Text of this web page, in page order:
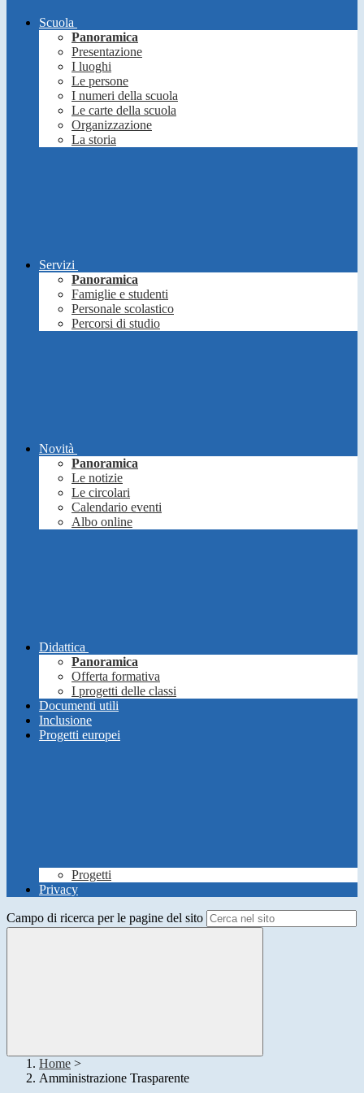
Scuola
Panoramica
Presentazione
I luoghi
Le persone
I numeri della scuola
Le carte della scuola
Organizzazione
La storia
Servizi
Panoramica
Famiglie e studenti
Personale scolastico
Percorsi di studio
Novità
Panoramica
Le notizie
Le circolari
Calendario eventi
Albo online
Didattica
Panoramica
Offerta formativa
I progetti delle classi
Documenti utili
Inclusione
Progetti europei
Progetti
Privacy
Campo di ricerca per le pagine del sito
Home >
Amministrazione Trasparente